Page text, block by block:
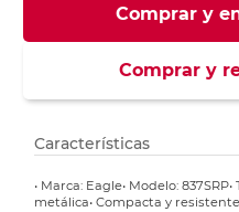
Comprar y
Comprar y
Características
• Marca: Eagle• Modelo:
metálica• Compacta y